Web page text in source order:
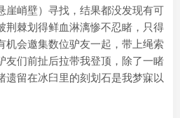
崖峭壁）寻找，结果都没发现有可
荆棘划得鲜血淋漓惨不忍睹，只得
机会邀集数位驴友一起，带上绳索
友们前扯后拉带我登顶，除了一睹
遗留在冰臼里的刻划石是我梦寐以